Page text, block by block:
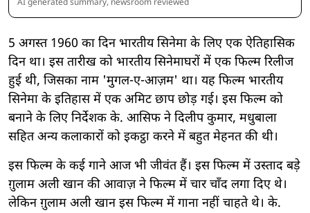
AI generated summary, newsroom reviewed
5 अगस्त 1960 का दिन भारतीय सिनेमा के लिए एक ऐतिहासिक
दिन था। इस तारीख को भारतीय सिनेमाघरों में एक फिल्म रिलीज
हुई थी, जिसका नाम 'मुगल-ए-आज़म' था। यह फिल्म भारतीय
सिनेमा के इतिहास में एक अमिट छाप छोड़ गई। इस फिल्म को
बनाने के लिए निर्देशक के. आसिफ ने दिलीप कुमार, मधुबाला
सहित अन्य कलाकारों को इकट्ठा करने में बहुत मेहनत की थी।
इस फिल्म के कई गाने आज भी जीवंत हैं। इस फिल्म में उस्ताद बड़े
ग़ुलाम अली खान की आवाज़ ने फिल्म में चार चाँद लगा दिए थे।
लेकिन ग़ुलाम अली खान इस फिल्म में गाना नहीं चाहते थे। के.